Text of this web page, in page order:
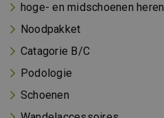
hoge- en midschoenen heren
Noodpakket
Catagorie B/C
Podologie
Schoenen